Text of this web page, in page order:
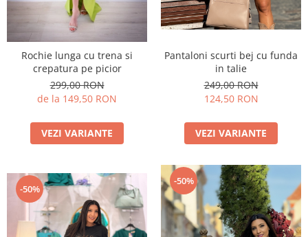
Rochie lunga cu trena si
crepatura pe picior
299,00 RON
de la 149,50 RON
VEZI VARIANTE
Pantaloni scurti bej cu funda
in talie
249,00 RON
124,50 RON
VEZI VARIANTE
-50%
-50%